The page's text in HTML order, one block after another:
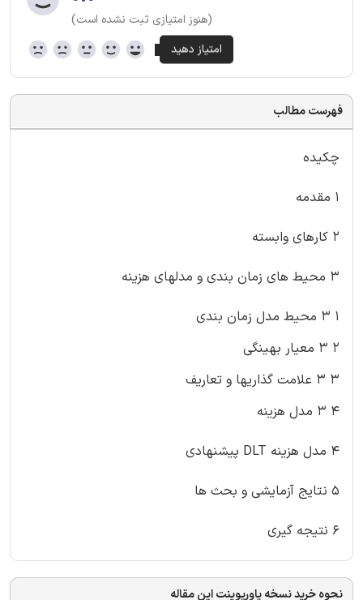
(هنوز امتیازی ثبت نشده است)
فهرست مطالب
چکیده
۱ مقدمه
۲ کارهای وابسته
۳ محیط های زمان بندی و مدلهای هزینه
۱ ۳ محیط مدل زمان بندی
۲ ۳ معیار بهینگی
۳ ۳ علامت گذاریها و تعاریف
۴ ۳ مدل هزینه
۴ مدل هزینه DLT پیشنهادی
۵ نتایج آزمایشی و بحث ها
۶ نتیجه گیری
نحوه خرید نسخه پاورپوینت این مقاله